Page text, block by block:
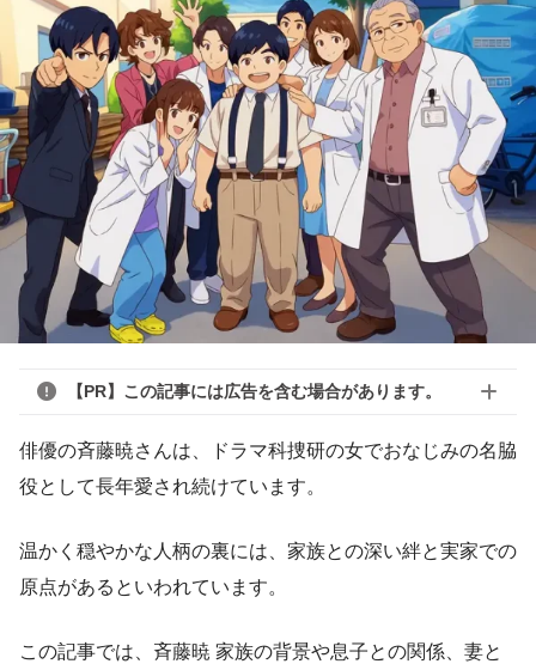
【PR】この記事には広告を含む場合があります。
俳優の斉藤暁さんは、ドラマ科捜研の女でおなじみの名脇
役として長年愛され続けています。
温かく穏やかな人柄の裏には、家族との深い絆と実家での
原点があるといわれています。
この記事では、斉藤暁 家族の背景や息子との関係、妻と